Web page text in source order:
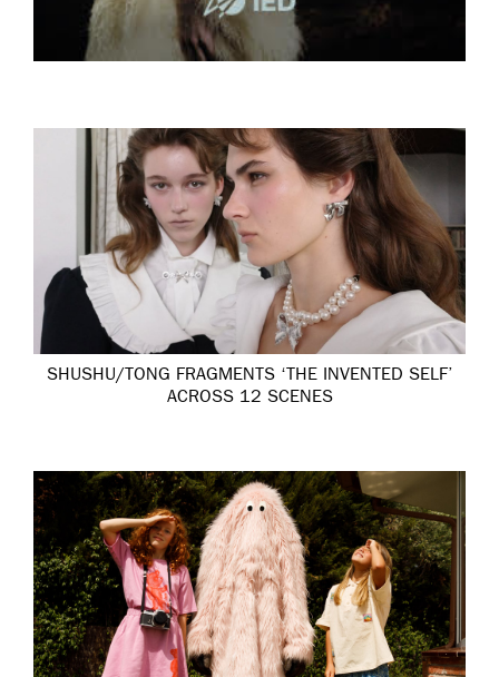
SHUSHU/TONG FRAGMENTS ‘THE INVENTED SELF’
ACROSS 12 SCENES